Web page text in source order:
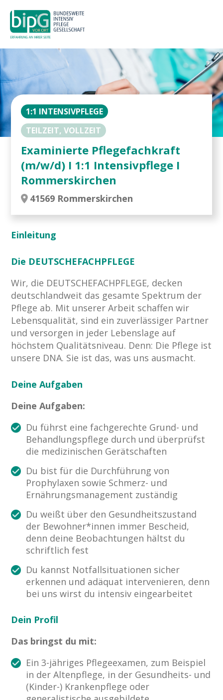
1:1 INTENSIVPFLEGE
TEILZEIT, VOLLZEIT
Examinierte Pflegefachkraft
(m/w/d) I 1:1 Intensivpflege I
Rommerskirchen
41569 Rommerskirchen
Einleitung
Die DEUTSCHEFACHPFLEGE
Wir, die DEUTSCHEFACHPFLEGE, decken
deutschlandweit das gesamte Spektrum der
Pflege ab. Mit unserer Arbeit schaffen wir
Lebensqualität, sind ein zuverlässiger Partner
und versorgen in jeder Lebenslage auf
höchstem Qualitätsniveau. Denn: Die Pflege ist
unsere DNA. Sie ist das, was uns ausmacht. ​
Deine Aufgaben
Deine Aufgaben:
Du führst eine fachgerechte Grund- und
Behandlungspflege durch und überprüfst
die medizinischen Gerätschaften
Du bist für die Durchführung von
Prophylaxen sowie Schmerz- und
Ernährungsmanagement zuständig
Du weißt über den Gesundheitszustand
der Bewohner*innen immer Bescheid,
denn deine Beobachtungen hältst du
schriftlich fest
Du kannst Notfallsituationen sicher
erkennen und adäquat intervenieren, denn
bei uns wirst du intensiv eingearbeitet
Dein Profil
Das bringst du mit:
Ein 3-jähriges Pflegeexamen, zum Beispiel
in der Altenpflege, in der Gesundheits- und
(Kinder-) Krankenpflege oder